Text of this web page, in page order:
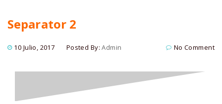
Separator 2
10 Julio, 2017 Posted By:Admin No Comment